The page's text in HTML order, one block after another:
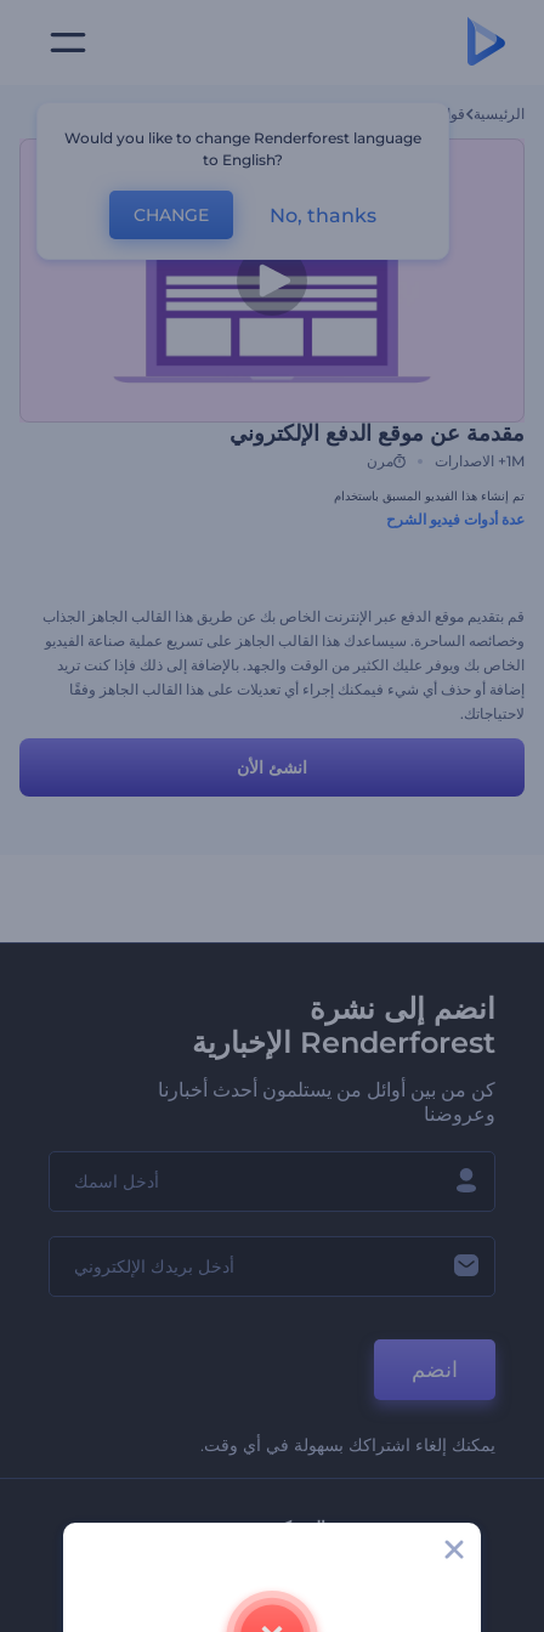
الرئيسية قوالب
مقدمة عن موقع الدفع الإلكتروني
1M+ الاصدارات مرن
تم إنشاء هذا الفيديو المسبق باستخدام
عدة أدوات فيديو الشرح
قم بتقديم موقع الدفع عبر الإنترنت الخاص بك عن طريق هذا القالب الجاهز الجذاب
وخصائصه الساحرة. سيساعدك هذا القالب الجاهز على تسريع عملية صناعة الفيديو
الخاص بك ويوفر عليك الكثير من الوقت والجهد. بالإضافة إلى ذلك فإذا كنت تريد
إضافة أو حذف أي شيء فيمكنك إجراء أي تعديلات على هذا القالب الجاهز وفقًا
لاحتياجاتك.
انشئ الأن
انضم إلى نشرة
Renderforest الإخبارية
كن من بين أوائل من يستلمون أحدث أخبارنا
وعروضنا
انضم
يمكنك إلغاء اشتراكك بسهولة في أي وقت.
الشركة
اتصل بنا
Would you like to change Renderforest language
to English?
CHANGE No, thanks